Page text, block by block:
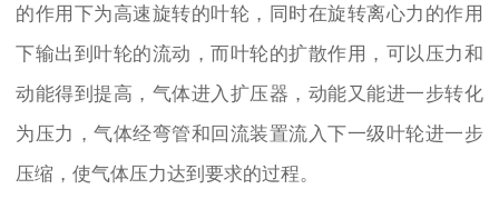
的作用下为高速旋转的叶轮，同时在旋转离心力的作用
下输出到叶轮的流动，而叶轮的扩散作用，可以压力和
动能得到提高，气体进入扩压器，动能又能进一步转化
为压力，气体经弯管和回流装置流入下一级叶轮进一步
压缩，使气体压力达到要求的过程。